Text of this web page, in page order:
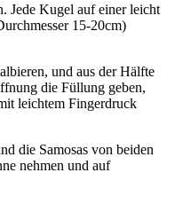
Jede Kugel auf einer leicht
15-20cm)
und aus der Hälfte
die Füllung geben,
leichtem Fingerdruck
die Samosas von beiden
nehmen und auf